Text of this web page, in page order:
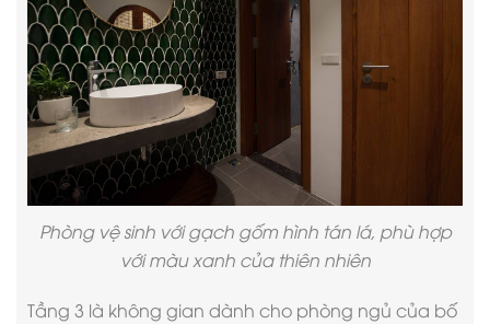
Phòng vệ sinh với gạch gốm hình tán lá, phù hợp
với màu xanh của thiên nhiên
Tầng 3 là không gian dành cho phòng ngủ của bố